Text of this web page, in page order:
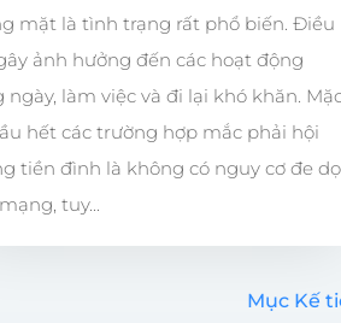
mặt là tình trạng rất phổ biến. Điều
ảnh hưởng đến các hoạt động
ngày, làm việc và đi lại khó khăn.
hết các trường hợp mắc phải hội
tiền đình là không có nguy cơ đe
tuy...
Mục Kế